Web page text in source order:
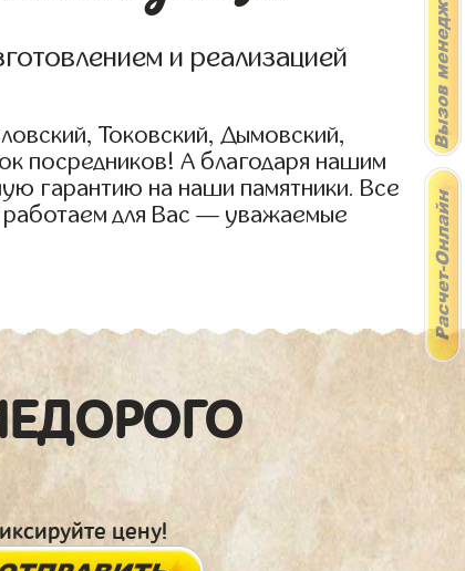
и реализацией
Токовский, Дымовский,
посредников! А благодаря нашим
гарантию на наши памятники. Все
работаем для Вас — уважаемые
цену!